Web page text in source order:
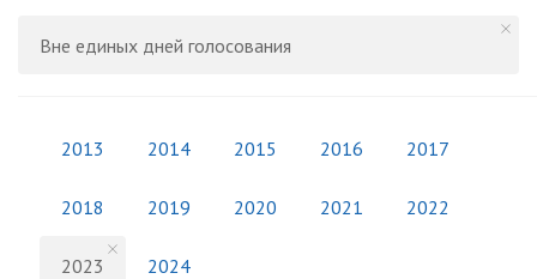
Вне единых дней голосования
2013 2014 2015 2016 2017
2018 2019 2020 2021 2022
2023 2024